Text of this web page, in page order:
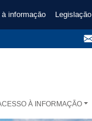
informação Legislação
À INFORMAÇÃO